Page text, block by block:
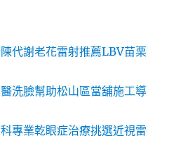
代謝老花雷射推薦LBV苗栗
洗臉幫助松山區當舖施工導
專業乾眼症治療挑選近視雷